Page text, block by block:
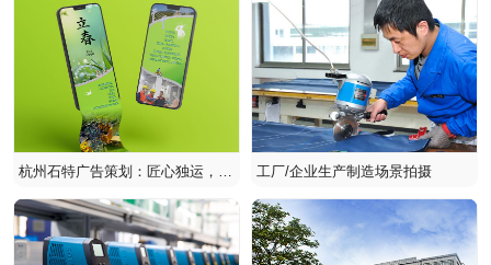
杭州石特广告策划：匠心独运，为
国网浙江电力打造吸睛立春长图
工厂/企业生产制造场景拍摄